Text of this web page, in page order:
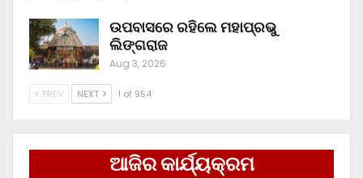
ଉପବାସରେ ରହିଲେ ମହାପ୍ରଭୁ
ଲିଙ୍ଗରାଜ
Aug 3, 2026
PREV NEXT 1 of 954
ଆଜିର କାର୍ଯ୍ୟକ୍ରମ